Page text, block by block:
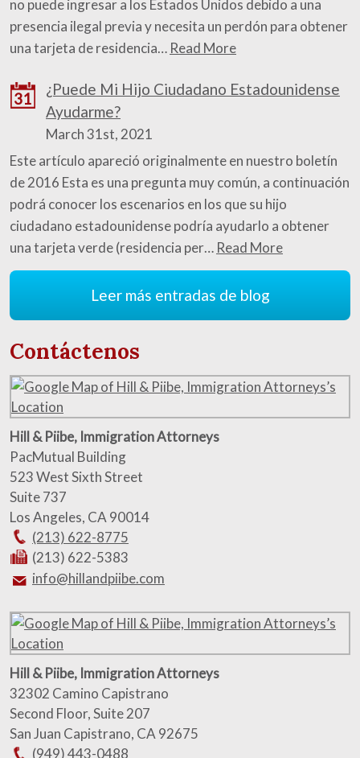
no puede ingresar a los Estados Unidos debido a una
presencia ilegal previa y necesita un perdón para obtener
una tarjeta de residencia… Read More
31
¿Puede Mi Hijo Ciudadano Estadounidense
Ayudarme?
March 31st, 2021
Este artículo apareció originalmente en nuestro boletín
de 2016 Esta es una pregunta muy común, a continuación
podrá conocer los escenarios en los que su hijo
ciudadano estadounidense podría ayudarlo a obtener
una tarjeta verde (residencia per… Read More
Leer más entradas de blog
Contáctenos
Hill & Piibe, Immigration Attorneys
PacMutual Building
523 West Sixth Street
Suite 737
Los Angeles, CA 90014
(213) 622-8775
(213) 622-5383
info@hillandpiibe.com
Hill & Piibe, Immigration Attorneys
32302 Camino Capistrano
Second Floor, Suite 207
San Juan Capistrano, CA 92675
(949) 443-0488